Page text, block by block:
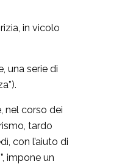
in vicolo
una serie di
nel corso dei
tardo
con l’aiuto di
impone un